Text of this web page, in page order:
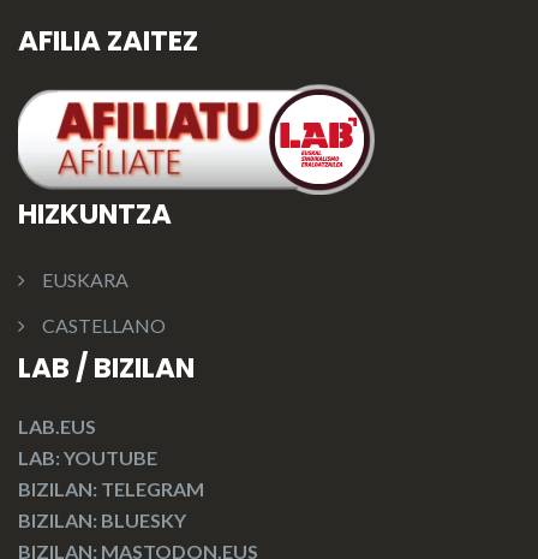
AFILIA ZAITEZ
HIZKUNTZA
EUSKARA
CASTELLANO
LAB / BIZILAN
LAB.EUS
LAB: YOUTUBE
BIZILAN: TELEGRAM
BIZILAN: BLUESKY
BIZILAN: MASTODON.EUS